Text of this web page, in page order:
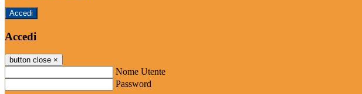
Accedi
Accedi
button close ×
Nome Utente
Password